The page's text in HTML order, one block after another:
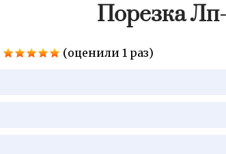
Порезка
(оценили 1 раз)